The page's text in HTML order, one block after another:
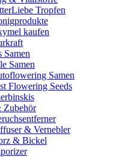
Tropfen
kaufen
Samen
Samen
Samen
Flowering Seeds
Zubehör
& Vernebler
& Bickel